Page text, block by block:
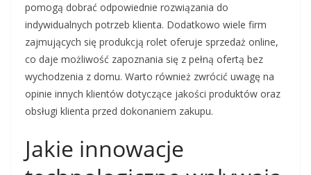
pomogą dobrać odpowiednie rozwiązania do
indywidualnych potrzeb klienta. Dodatkowo wiele firm
zajmujących się produkcją rolet oferuje sprzedaż online,
co daje możliwość zapoznania się z pełną ofertą bez
wychodzenia z domu. Warto również zwrócić uwagę na
opinie innych klientów dotyczące jakości produktów oraz
obsługi klienta przed dokonaniem zakupu.
Jakie innowacje